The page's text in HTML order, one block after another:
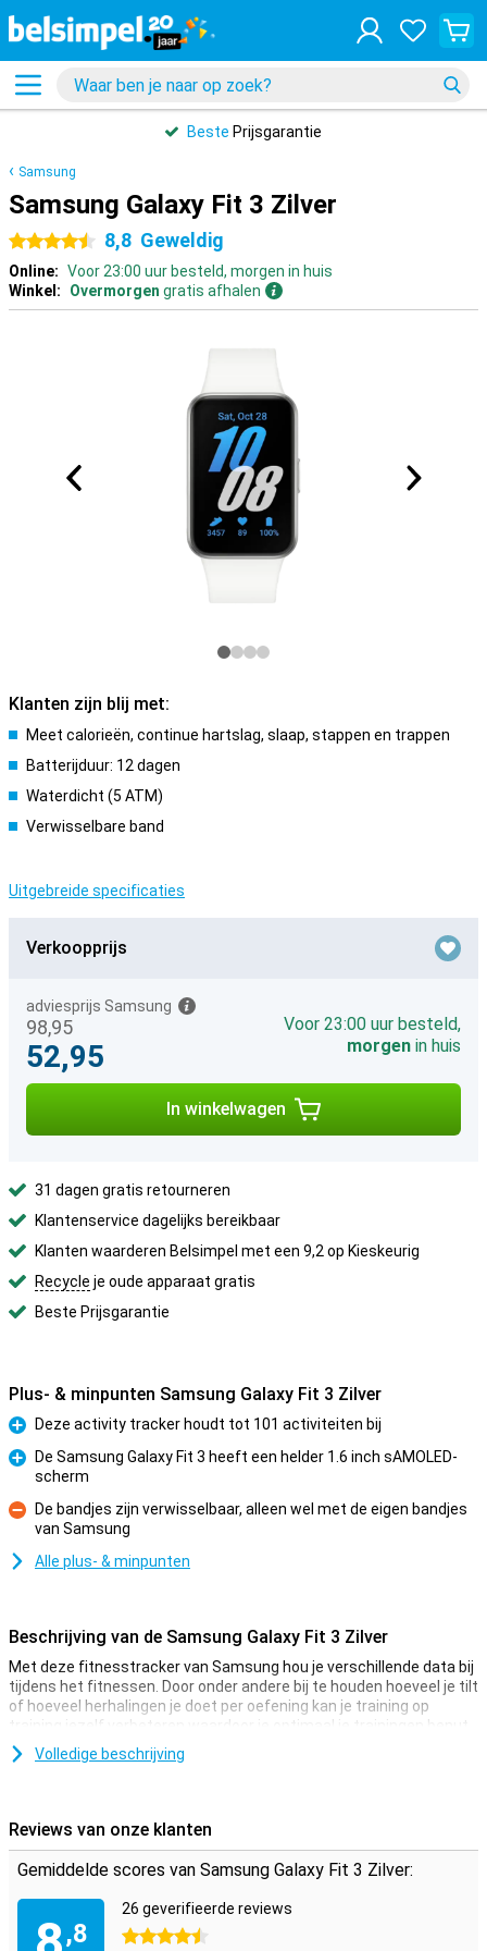
Beste Prijsgarantie
Samsung
Samsung Galaxy Fit 3 Zilver
4.5 sterren
8,8 Geweldig
Online: Voor 23:00 uur besteld, morgen in huis
Winkel:
Overmorgen gratis afhalen
Klanten zijn blij met:
Meet calorieën, continue hartslag, slaap, stappen en trappen
Batterijduur: 12 dagen
Waterdicht (5 ATM)
Verwisselbare band
Uitgebreide specificaties
Verkoopprijs
98,95
adviesprijs Samsung
52,95
Voor 23:00 uur besteld,
morgen in huis
In winkelwagen
31 dagen gratis retourneren
Klantenservice dagelijks bereikbaar
Klanten waarderen Belsimpel met een 9,2 op Kieskeurig
Recycle je oude apparaat gratis
Beste Prijsgarantie
Plus- & minpunten Samsung Galaxy Fit 3 Zilver
Pluspunt
Deze activity tracker houdt tot 101 activiteiten bij
Pluspunt
De Samsung Galaxy Fit 3 heeft een helder 1.6 inch sAMOLED-
scherm
Minpunt
De bandjes zijn verwisselbaar, alleen wel met de eigen bandjes
van Samsung
Alle plus- & minpunten
Beschrijving van de Samsung Galaxy Fit 3 Zilver
Met deze fitnesstracker van Samsung hou je verschillende data bij
tijdens het fitnessen. Door onder andere bij te houden hoeveel je tilt
of hoeveel herhalingen je doet per oefening kan je training op
training jezelf verbeteren waardoor je optimaal je trainingen benut.
Altijd al benieuwd geweest hoeveel stappen je op een dag zet? Dan
is dit sporthorloge misschien iets voor jou. Dit product registreert
Helder scherm
Het AMOLED scherm zorgt ervoor dat de activity tracker een helder
en kleurrijk scherm heeft. Een activity tracker is pas echt slim als
hij jou nuttige data kan bieden. De Samsung Galaxy Fit 3 heeft dat in
the pocket met ingebouwde hartslagmeter. Erg handige informatie
als je jouw gezondheid wilt monitoren of verbeteren. Met de
Volledige beschrijving
Reviews van onze klanten
Gemiddelde scores van Samsung Galaxy Fit 3 Zilver:
,8
26 geverifieerde reviews
4.5 sterren